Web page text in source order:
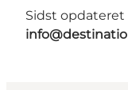
Sidst opdateret